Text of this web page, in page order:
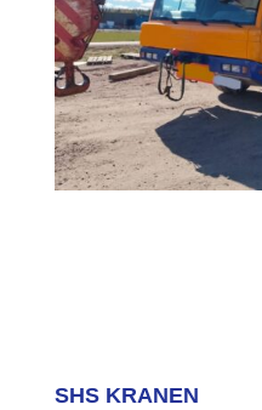
SHS KRANEN